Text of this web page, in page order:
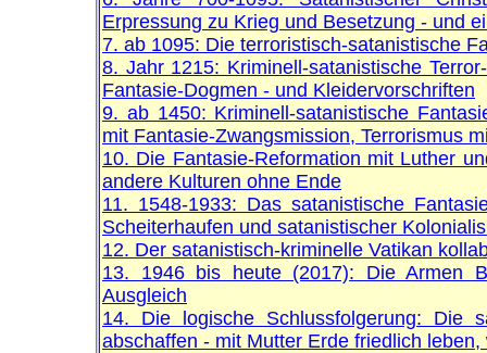
Erpressung zu Krieg und Besetzung - und
7. ab 1095: Die terroristisch-satanistische
8. Jahr 1215: Kriminell-satanistische
Fantasie-Dogmen - und Kleidervorschriften
9. ab 1450: Kriminell-satanistische
mit Fantasie-Zwangsmission, Terrorismus
10. Die Fantasie-Reformation mit Luther
andere Kulturen ohne Ende
11. 1548-1933: Das satanistische
Scheiterhaufen und satanistischer
12. Der satanistisch-kriminelle Vatikan
13. 1946 bis heute (2017): Die Armen
Ausgleich
14. Die logische Schlussfolgerung: Die
abschaffen - mit Mutter Erde friedlich